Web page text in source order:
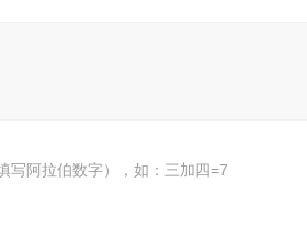
写阿拉伯数字），如：三加四=7